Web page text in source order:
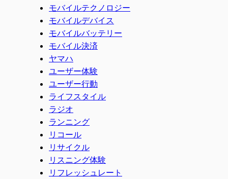
モバイルテクノロジー
モバイルデバイス
モバイルバッテリー
モバイル決済
ヤマハ
ユーザー体験
ユーザー行動
ライフスタイル
ラジオ
ランニング
リコール
リサイクル
リスニング体験
リフレッシュレート